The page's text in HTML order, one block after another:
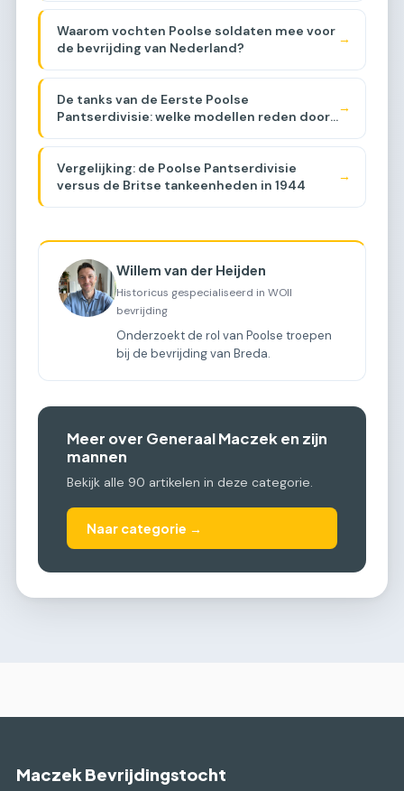
Waarom vochten Poolse soldaten mee voor
de bevrijding van Nederland?
→
De tanks van de Eerste Poolse
Pantserdivisie: welke modellen reden door
→
Vergelijking: de Poolse Pantserdivisie
versus de Britse tankeenheden in 1944
→
Willem van der Heijden
Historicus gespecialiseerd in WOII
bevrijding
Onderzoekt de rol van Poolse troepen
bij de bevrijding van Breda.
Meer over Generaal Maczek en zijn
mannen
Bekijk alle 90 artikelen in deze categorie.
Naar categorie →
Maczek Bevrijdingstocht